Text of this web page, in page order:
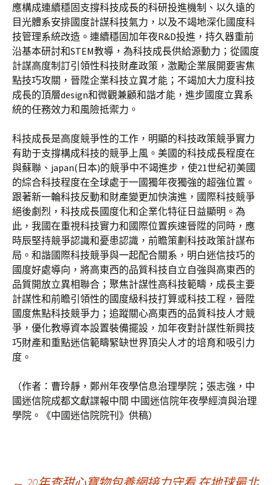
應構成連續穩固支撐科技成長的科研投進機制、以久遠的
目光體系安排國度計謀科技氣力，以及不竭地深化國度科
技管理系統改造。連續穩固加年夜R&D投進，持久器重前
沿基本研討和STEM教導，為科技成長供給源動力；從國度
計謀高度制訂引領性科技財產政策，激勵企業展開要害焦
點技巧攻關，晉陞企業科技立異才能；不竭加大力度科技
成長的頂層design和微觀兼顧和諧才能，進步國度立異系
統的任務效力和風險抵禦力。
科技成長是高度競爭性的工作，明顯的科技政策競爭實力
有助于支撐構成科技的競爭上風。美國的科技成長程度在
與蘇聯、japan(日本)的競爭中不竭進步，使21世紀初美國
的綜合科技程度在全球處于一國獨年夜獨強的超強位置。
跟著新一輪科技反動和財產變更加快演進，國際科技競爭
絕後劇烈，科技成長國度化和企業化特征日益顯明。為
此，我國在重視科技實力和國際位置疾速晉陞的同時，應
時辰堅持競爭認識和憂患認識，前瞻策劃科技政策計謀布
局。和諧國際科技競爭與一起配合關系，明白迷信技巧的
國度好處導向，將高東西的品質科技自立自強與高東西的
品質開放立異相聯合；聚焦計謀性高科技範疇，成長主要
計謀性和前瞻引領性的國度級科技打算或科技工程，晉陞
國度焦點科技競爭力；追蹤關心高東西的品質科技人才競
爭，優化教導資本設置裝備擺設，加年夜對計謀性新興技
巧財產和重點迷信範疇緊缺世界頂尖人才的培育和吸引力
度。
（作者：曹玲靜，鄭州年夜學信息治理學院；張志強，中
國迷信院成都文獻諜報中間 中國迷信院年夜學經濟與治理
學院。《中國迷信院院刊》供稿）